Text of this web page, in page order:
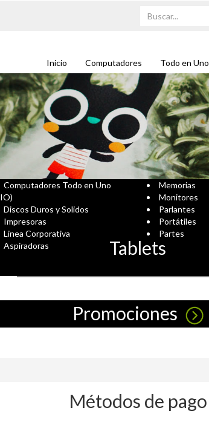
Inicio Computadores Todo en Uno
Tablets
Computadores Todo en Uno
Discos Duros y Solidos
Impresoras
Linea Corporativa
Aspiradoras
Memorias
Monitores
Parlantes
Portátiles
Partes
Promociones
Métodos de pago